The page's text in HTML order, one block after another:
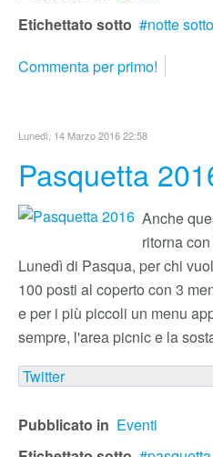
Etichettato sotto
notte
Commenta per primo!
Lunedì, 14 Marzo 2016 22:58
Pasquetta
Anche
ritorna
Lunedì di Pasqua, per chi
100 posti al coperto con 3
e per i più piccoli un menu
sempre, l'area picnic e la
Twitter
Pubblicato in Eventi